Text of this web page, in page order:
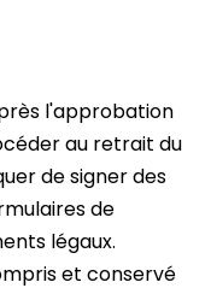
l'approbation
au retrait du
de signer des
de
légaux.
et conservé